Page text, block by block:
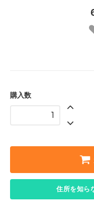
購入数
住所を知ら